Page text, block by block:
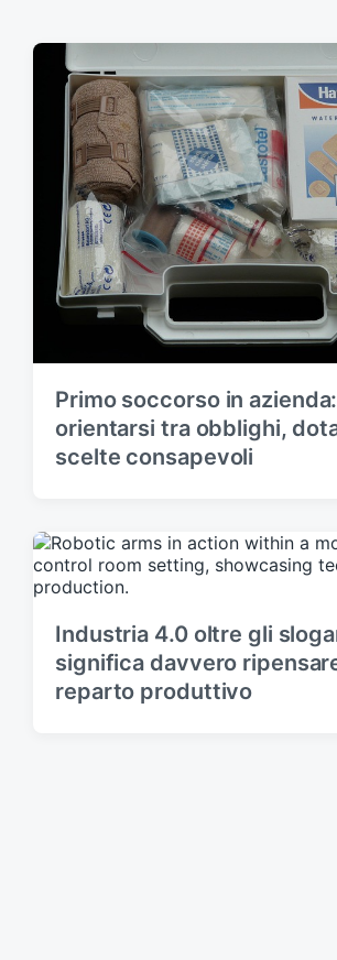
Primo soccorso in
orientarsi tra obblighi,
scelte consapevoli
Industria 4.0 oltre gli
significa davvero
reparto produttivo